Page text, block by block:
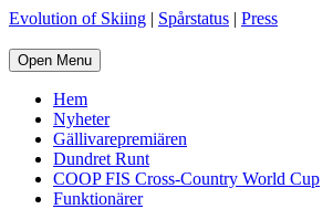
Evolution of Skiing | Spårstatus | Press
Open Menu
Hem
Nyheter
Gällivarepremiären
Dundret Runt
COOP FIS Cross-Country World Cup
Funktionärer